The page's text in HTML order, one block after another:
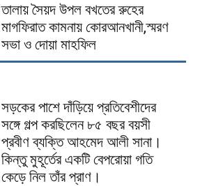
তালায় সৈয়দ উপল বখতের রুহের
মাগফিরাত কামনায় কোরআনখানী,স্মরণ
সভা ও দোয়া মাহফিল
সড়কের পাশে দাঁড়িয়ে প্রতিবেশীদের
সঙ্গে গল্প করছিলেন ৮৫ বছর বয়সী
প্রবীণ ব্যক্তি আহমেদ আলী সানা।
কিন্তু মুহূর্তের একটি বেপরোয়া গতি
কেড়ে নিল তাঁর প্রাণ।